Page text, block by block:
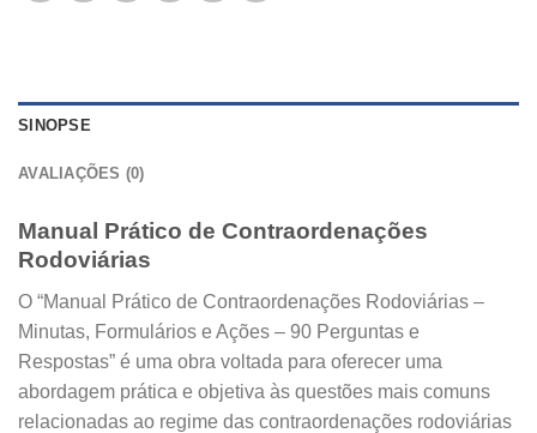
SINOPSE
AVALIAÇÕES (0)
Manual Prático de Contraordenações
Rodoviárias
O “Manual Prático de Contraordenações Rodoviárias –
Minutas, Formulários e Ações – 90 Perguntas e
Respostas” é uma obra voltada para oferecer uma
abordagem prática e objetiva às questões mais comuns
relacionadas ao regime das contraordenações rodoviárias